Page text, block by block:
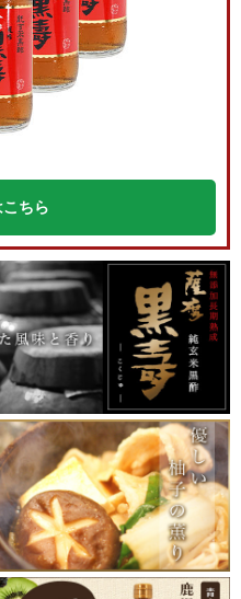
ちら